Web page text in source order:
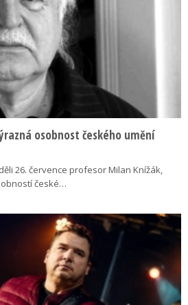
osobnost českého umění
26. července profesor Milan Knížák,
české…